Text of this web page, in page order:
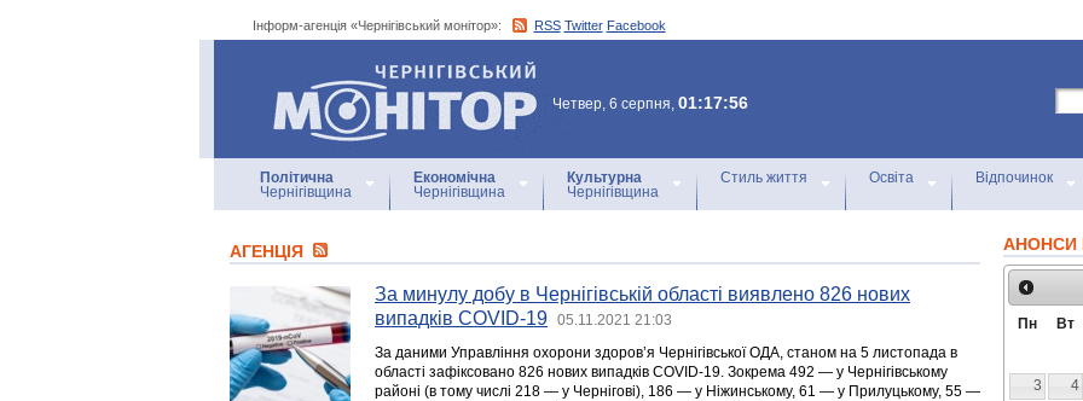
Інформ-агенція «Чернігівський монітор»: RSS Twitter Facebook
Інформ-агенція
«Чернігівський монітор»
Четвер, 6 серпня, 01:17:56
Політична
Чернігівщина
Економічна
Чернігівщина
Культурна
Чернігівщина
Стиль життя Освіта Відпочинок
АГЕНЦIЯ
За минулу добу в Чернігівській області виявлено 826 нових
випадків COVID-19
05.11.2021 21:03
За даними Управління охорони здоров’я Чернігівської ОДА, станом на 5 листопада в
області зафіксовано 826 нових випадків COVID-19. Зокрема 492 — у Чернігівському
районі (в тому числі 218 — у Чернігові), 186 — у Ніжинському, 61 — у Прилуцькому, 55 —
АНОНСИ
Пн Вт
3
4